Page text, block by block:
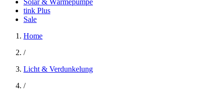
Solar & Wärmepumpe
tink Plus
Sale
Home
/
Licht & Verdunkelung
/